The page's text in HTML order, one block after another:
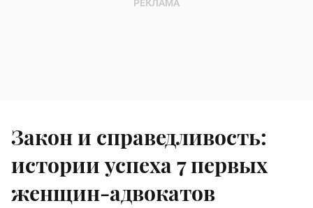
Закон и справедливость:
истории успеха 7 первых
женщин-адвокатов